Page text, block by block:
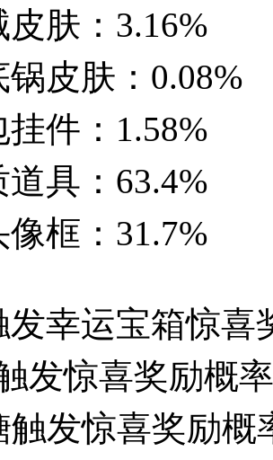
肤：3.16%
皮肤：0.08%
件：1.58%
具：63.4%
框：31.7%
发幸运宝箱惊
发惊喜奖励概
触发惊喜奖励概